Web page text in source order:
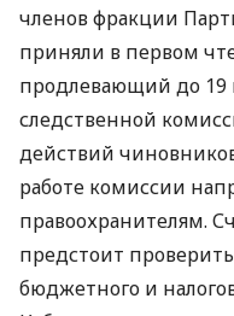
членов фракции
приняли в первом
продлевающий до 19
следственной
действий
работе комиссии
правоохранителям.
предстоит
бюджетного и